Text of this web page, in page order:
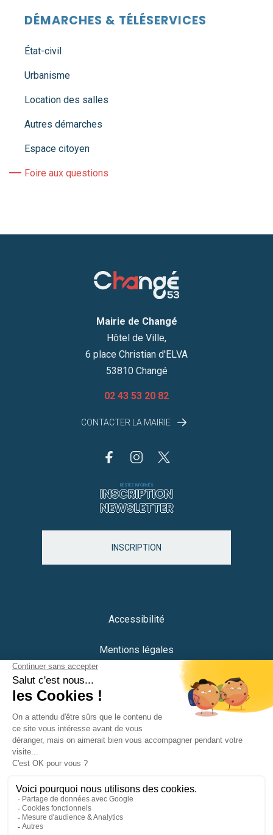
DÉMARCHES & TÉLÉSERVICES
État-civil
Urbanisme
Location des salles
Autres démarches
Espace citoyen
Foire aux questions
Mairie de Changé
Hôtel de Ville,
6 place Christian d'ELVA
53810 Changé
02 43 53 20 82
CONTACTER LA MAIRIE
RESTEZ INFORMÉS
INSCRIPTION
NEWSLETTER
INSCRIPTION
Accessibilité
Mentions légales
Protection des données
Plan du site
Crédits